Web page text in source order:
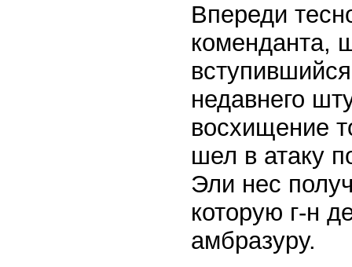
Впереди
коменданта,
недавнего
восхищение
шел в атаку
Эли нес
которую г-н
амбразуру.